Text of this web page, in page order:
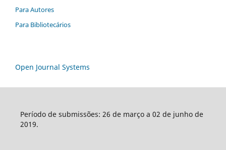
Para Autores
Para Bibliotecários
Open Journal Systems
Período de submissões: 26 de março a 02 de junho de
2019.